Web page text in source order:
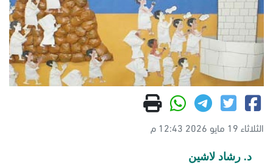
الثلاثاء 19 مايو 2026 12:43 م
د. رشاد لاشين